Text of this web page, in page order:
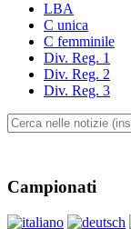
LBA
C unica
C femminile
Div. Reg. 1
Div. Reg. 2
Div. Reg. 3
Campionati